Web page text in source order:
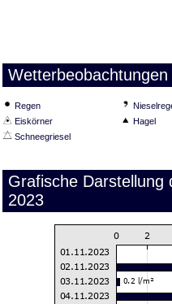
Wetterbeobachtungen
Regen
Eiskörner
Hagel
Schneegriesel
Grafische Darstellung
2023